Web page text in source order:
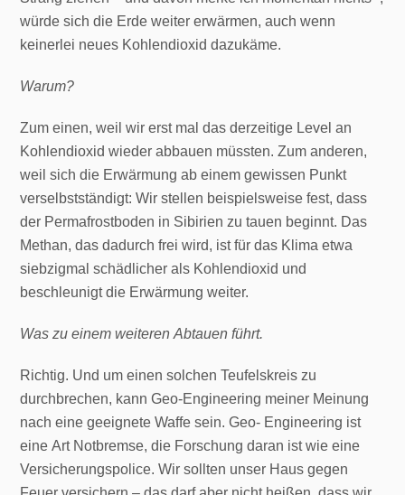
würde sich die Erde weiter erwärmen, auch wenn
keinerlei neues Kohlendioxid dazukäme.
Warum?
Zum einen, weil wir erst mal das derzeitige Level an
Kohlendioxid wieder abbauen müssten. Zum anderen,
weil sich die Erwärmung ab einem gewissen Punkt
verselbstständigt: Wir stellen beispielsweise fest, dass
der Permafrostboden in Sibirien zu tauen beginnt. Das
Methan, das dadurch frei wird, ist für das Klima etwa
siebzigmal schädlicher als Kohlendioxid und
beschleunigt die Erwärmung weiter.
Was zu einem weiteren Abtauen führt.
Richtig. Und um einen solchen Teufelskreis zu
durchbrechen, kann Geo-Engineering meiner Meinung
nach eine geeignete Waffe sein. Geo- Engineering ist
eine Art Notbremse, die Forschung daran ist wie eine
Versicherungspolice. Wir sollten unser Haus gegen